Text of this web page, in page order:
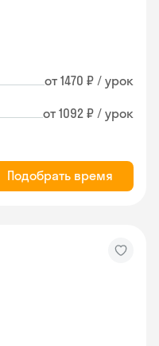
от 1470 ₽ / урок
от 1092 ₽ / урок
Подобрать время